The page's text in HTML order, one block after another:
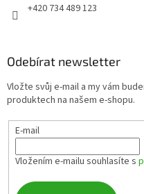
+420 734 489 123
Odebírat newsletter
Vložte svůj e-mail a my vám
produktech na našem e-shopu.
E-mail
Vložením e-mailu souhlasíte s